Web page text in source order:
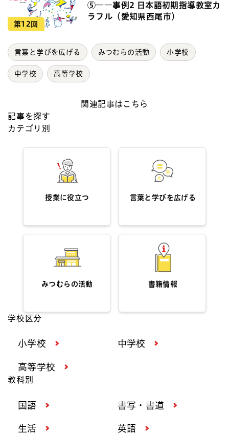
第12回
⑤――事例2 日本語初期指導教室カ
ラフル（愛知県西尾市）
言葉と学びを広げる みつむらの活動 小学校
中学校 高等学校
関連記事はこちら
記事を探す
カテゴリ別
授業に役立つ 言葉と学びを広げる
みつむらの活動 書籍情報
学校区分
小学校 中学校
高等学校
教科別
国語 書写・書道
生活 英語